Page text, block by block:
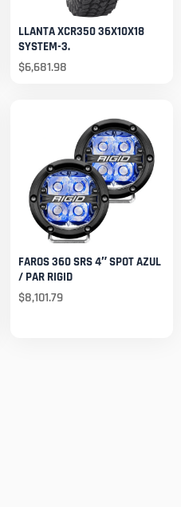
LLANTA XCR350 36X10X18
SYSTEM-3.
$6,681.98
FAROS 360 SRS 4″ SPOT AZUL
/ PAR RIGID
$8,101.79